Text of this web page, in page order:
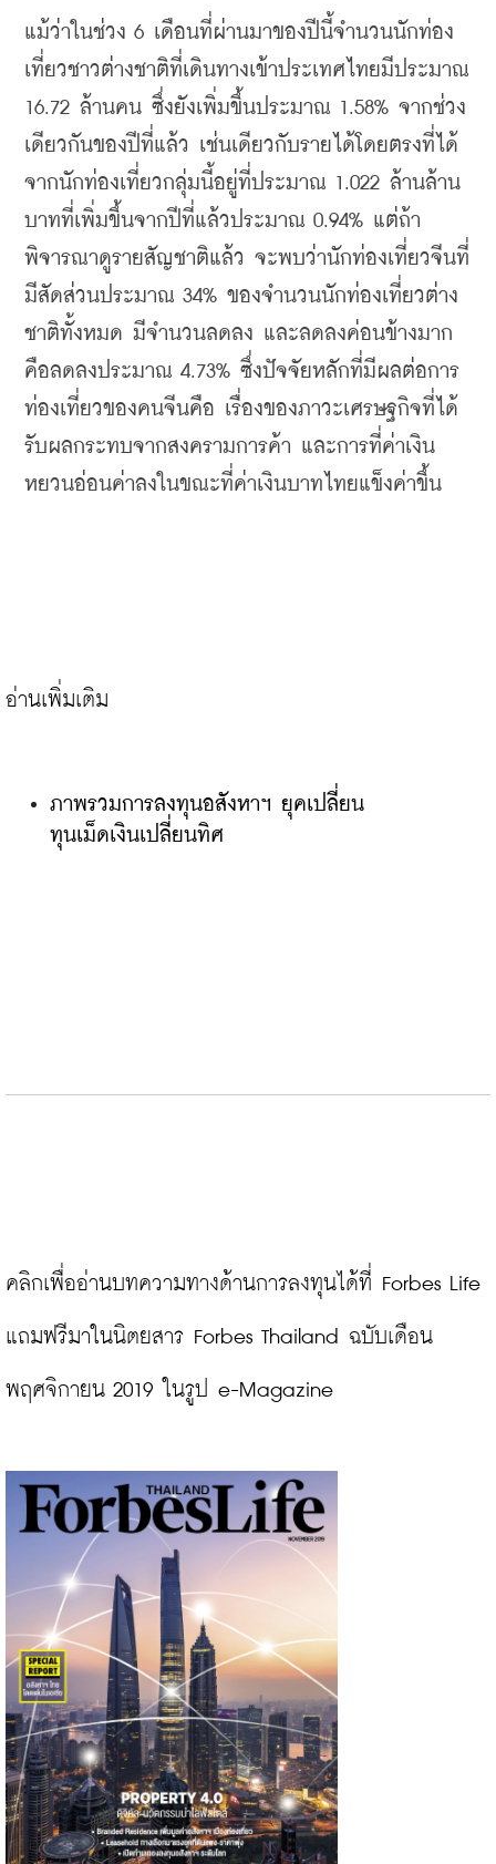
แม้ว่าในช่วง 6 เดือนที่ผ่านมาของปีนี้จำนวนนักท่อง
เที่ยวชาวต่างชาติที่เดินทางเข้าประเทศไทยมีประมาณ
16.72 ล้านคน ซึ่งยังเพิ่มขึ้นประมาณ 1.58% จากช่วง
เดียวกันของปีที่แล้ว
เช่นเดียวกับรายได้โดยตรงที่ได้
จากนักท่องเที่ยวกลุ่มนี้อยู่ที่ประมาณ 1.022 ล้านล้าน
บาทที่เพิ่มขึ้นจากปีที่แล้วประมาณ 0.94% แต่ถ้า
พิจารณาดูรายสัญชาติแล้ว จะพบว่านักท่องเที่ยวจีนที่
มีสัดส่วนประมาณ 34% ของจำนวนนักท่องเที่ยวต่าง
ชาติทั้งหมด มีจำนวนลดลง และลดลงค่อนข้างมาก
คือลดลงประมาณ 4.73% ซึ่งปัจจัยหลักที่มีผลต่อการ
ท่องเที่ยวของคนจีนคือ เรื่องของภาวะเศรษฐกิจที่ได้
รับผลกระทบจากสงครามการค้า และการที่ค่าเงิน
หยวนอ่อนค่าลงในขณะที่ค่าเงินบาทไทยแข็งค่าขึ้น
ภาพรวมการลงทุนอสังหาฯ ยุคเปลี่ยน
ทุนเม็ดเงินเปลี่ยนทิศ
คลิกเพื่ออ่านบทความทางด้านการลงทุนได้ที่ Forbes Life
แถมฟรีมาในนิตยสาร Forbes Thailand ฉบับเดือน
พฤศจิกายน 2019 ในรูป e-Magazine